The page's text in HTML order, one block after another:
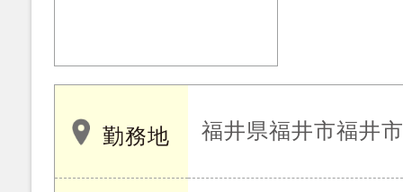
勤務地 福井県福井市福井